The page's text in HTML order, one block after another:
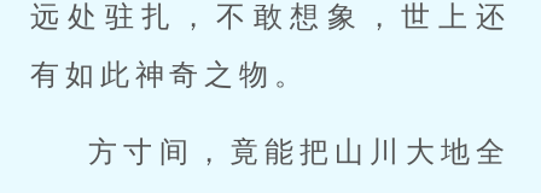
远处驻扎，不敢想象，世上还
有如此神奇之物。
方寸间，竟能把山川大地全